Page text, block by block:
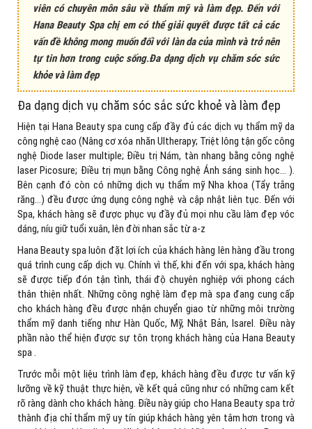
viên có chuyên môn sâu về thẩm mỹ và làm đẹp. Đến với
Hana Beauty Spa chị em có thể giải quyết được tất cả các
vấn đề không mong muốn đối với làn da của mình và trở nên
tự tin hơn trong cuộc sống.Đa dạng dịch vụ chăm sóc sức
khỏe và làm đẹp
Đa dạng dịch vụ chăm sóc sắc sức khoẻ và làm đẹp
Hiện tại Hana Beauty spa cung cấp đầy đủ các dịch vụ thẩm mỹ da
công nghệ cao (Nâng cơ xóa nhăn Ultherapy; Triệt lông tận gốc công
nghệ Diode laser multiple; Điều trị Nám, tàn nhang bằng công nghệ
laser Picosure; Điều trị mụn bằng Công nghệ Ánh sáng sinh học… ).
Bên cạnh đó còn có những dịch vụ thẩm mỹ Nha khoa (Tẩy trắng
răng…) đều được ứng dụng công nghệ và cập nhật liên tục. Đến với
Spa, khách hàng sẽ được phục vụ đầy đủ mọi nhu cầu làm đẹp vóc
dáng, níu giữ tuổi xuân, lên đời nhan sắc từ a-z
Hana Beauty spa luôn đặt lợi ích của khách hàng lên hàng đầu trong
quá trình cung cấp dịch vụ. Chính vì thế, khi đến với spa, khách hàng
sẽ được tiếp đón tận tình, thái độ chuyên nghiệp với phong cách
thân thiện nhất. Những công nghệ làm đẹp mà spa đang cung cấp
cho khách hàng đều được nhận chuyển giao từ những môi trường
thẩm mỹ danh tiếng như Hàn Quốc, Mỹ, Nhật Bản, Isarel. Điều này
phần nào thể hiện được sự tôn trọng khách hàng của Hana Beauty
spa .
Trước mỗi một liệu trình làm đẹp, khách hàng đều được tư vấn kỹ
lưỡng về kỹ thuật thực hiện, về kết quả cũng như có những cam kết
rõ ràng dành cho khách hàng. Điều này giúp cho Hana Beauty spa trở
thành địa chỉ thẩm mỹ uy tín giúp khách hàng yên tâm hơn trong và